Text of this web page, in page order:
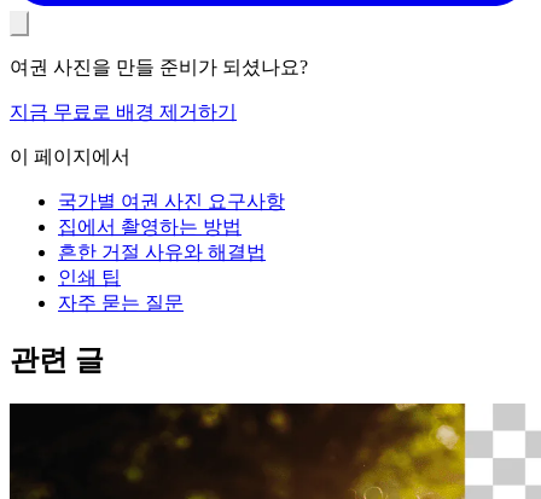
여권 사진을 만들 준비가 되셨나요?
지금 무료로 배경 제거하기
이 페이지에서
국가별 여권 사진 요구사항
집에서 촬영하는 방법
흔한 거절 사유와 해결법
인쇄 팁
자주 묻는 질문
관련 글